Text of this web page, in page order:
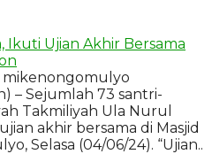
Ujian Akhir Bersama
mikenongomulyo
– Sejumlah 73 santri-
Takmiliyah Ula Nurul
akhir bersama di Masjid
Selasa (04/06/24). “Ujian..